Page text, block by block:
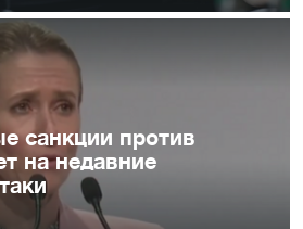
санкции против
на недавние